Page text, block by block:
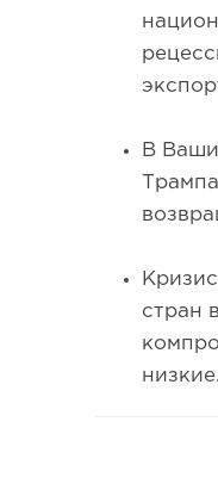
В
стран
низкие.